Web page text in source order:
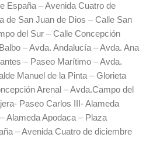
España – Avenida Cuatro de
de San Juan de Dios – Calle San
del Sur – Calle Concepción
– Avda. Andalucía – Avda. Ana
– Paseo Marítimo – Avda.
Manuel de la Pinta – Glorieta
Arenal – Avda.Campo del
Paseo Carlos III- Alameda
Alameda Apodaca – Plaza
– Avenida Cuatro de diciembre